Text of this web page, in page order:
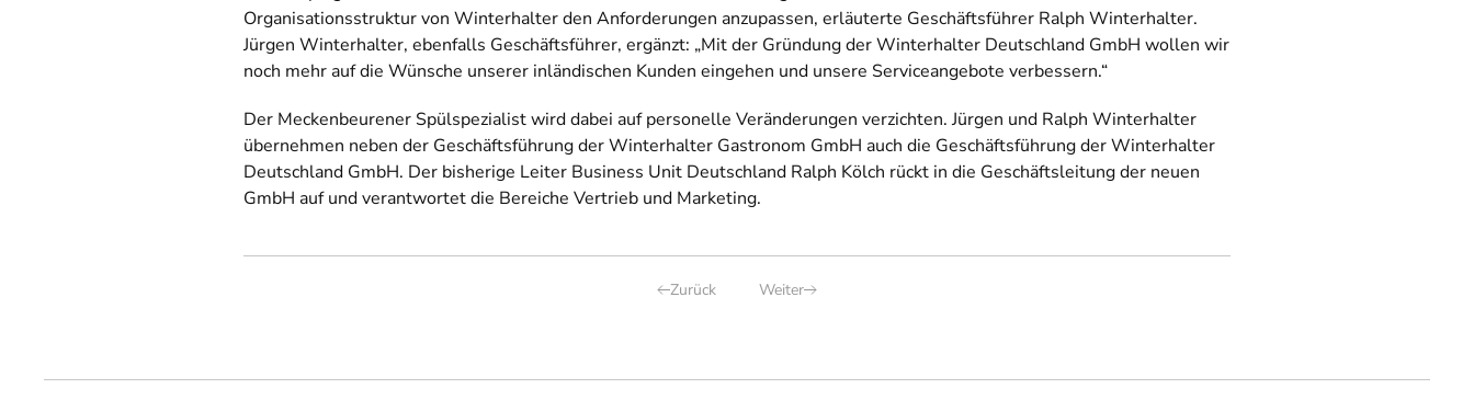
Organisationsstruktur von Winterhalter den Anforderungen anzupassen, erläuterte Geschäftsführer Ralph Winterhalter.
Jürgen Winterhalter, ebenfalls Geschäftsführer, ergänzt: „Mit der Gründung der Winterhalter Deutschland GmbH wollen wir
noch mehr auf die Wünsche unserer inländischen Kunden eingehen und unsere Serviceangebote verbessern.“
Der Meckenbeurener Spülspezialist wird dabei auf personelle Veränderungen verzichten. Jürgen und Ralph Winterhalter
übernehmen neben der Geschäftsführung der Winterhalter Gastronom GmbH auch die Geschäftsführung der Winterhalter
Deutschland GmbH. Der bisherige Leiter Business Unit Deutschland Ralph Kölch rückt in die Geschäftsleitung der neuen
GmbH auf und verantwortet die Bereiche Vertrieb und Marketing.
Zurück Weiter